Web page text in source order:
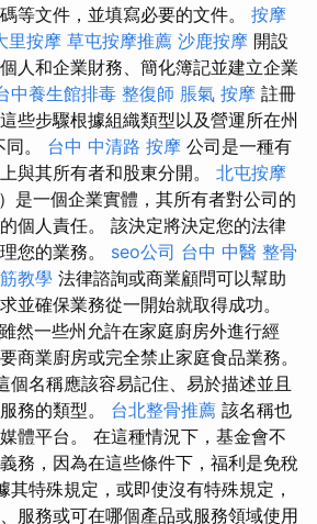
等文件，並填寫必要的文件。 按摩
里按摩 草屯按摩推薦 沙鹿按摩 開設
人和企業財務、簡化簿記並建立企業
中養生館排毒 整復師 脹氣 按摩 註冊
些步驟根據組織類型以及營運所在州
。 台中 中清路 按摩 公司是一種有
與其所有者和股東分開。 北屯按摩
是一個企業實體，其所有者對公司的
個人責任。 該決定將決定您的法律
您的業務。 seo公司 台中 中醫 整骨
教學 法律諮詢或商業顧問可以幫助
並確保業務從一開始就取得成功。
雖然一些州允許在家庭廚房外進行經
商業廚房或完全禁止家庭食品業務。
個名稱應該容易記住、易於描述並且
務的類型。 台北整骨推薦 該名稱也
體平台。 在這種情況下，基金會不
務，因為在這些條件下，福利是免稅
其特殊規定，或即使沒有特殊規定，
服務或可在哪個產品或服務領域使用